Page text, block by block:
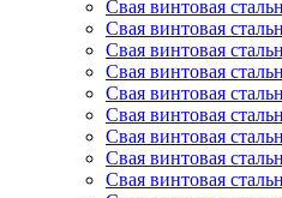
Свая винтовая
Свая винтовая
Свая винтовая
Свая винтовая
Свая винтовая
Свая винтовая
Свая винтовая
Свая винтовая
Свая винтовая